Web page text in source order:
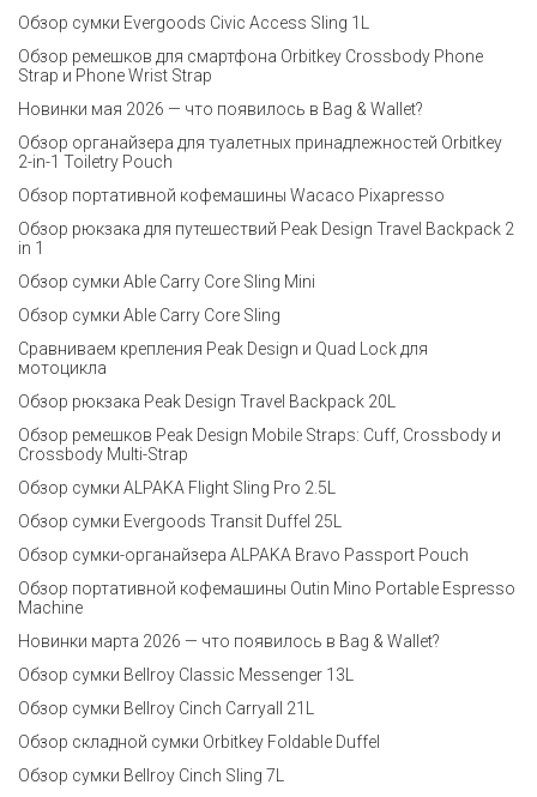
Обзор сумки Evergoods Civic Access Sling 1L
Обзор ремешков для смартфона Orbitkey Crossbody Phone
Strap и Phone Wrist Strap
Новинки мая 2026 — что появилось в Bag & Wallet?
Обзор органайзера для туалетных принадлежностей Orbitkey
2-in-1 Toiletry Pouch
Обзор портативной кофемашины Wacaco Pixapresso
Обзор рюкзака для путешествий Peak Design Travel Backpack 2
in 1
Обзор сумки Able Carry Core Sling Mini
Обзор сумки Able Carry Core Sling
Сравниваем крепления Peak Design и Quad Lock для
мотоцикла
Обзор рюкзака Peak Design Travel Backpack 20L
Обзор ремешков Peak Design Mobile Straps: Cuff, Crossbody и
Crossbody Multi-Strap
Обзор сумки ALPAKA Flight Sling Pro 2.5L
Обзор сумки Evergoods Transit Duffel 25L
Обзор сумки-органайзера ALPAKA Bravo Passport Pouch
Обзор портативной кофемашины Outin Mino Portable Espresso
Machine
Новинки марта 2026 — что появилось в Bag & Wallet?
Обзор сумки Bellroy Classic Messenger 13L
Обзор сумки Bellroy Cinch Carryall 21L
Обзор складной сумки Orbitkey Foldable Duffel
Обзор сумки Bellroy Cinch Sling 7L